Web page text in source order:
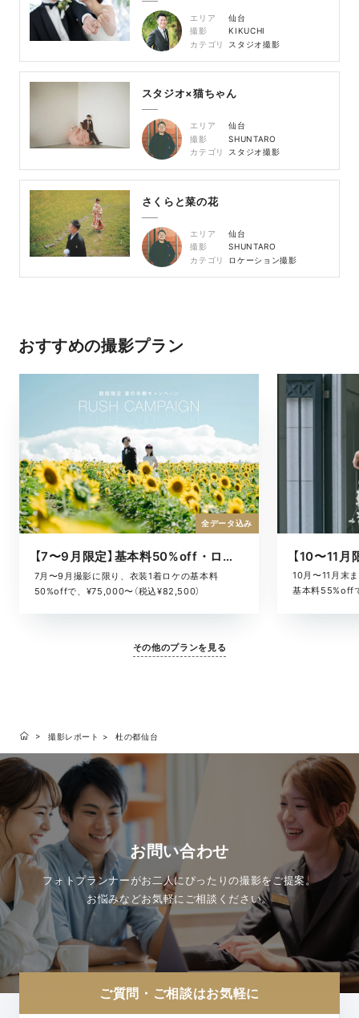
エリア
仙台
撮影
KIKUCHI
カテゴリ
スタジオ撮影
スタジオ×猫ちゃん
エリア
仙台
撮影
SHUNTARO
カテゴリ
スタジオ撮影
さくらと菜の花
エリア
仙台
撮影
SHUNTARO
カテゴリ
ロケーション撮影
おすすめの撮影プラン
【7〜9月限定】基本料50%off・ロケキャンペーン
7月〜9月撮影に限り、衣装1着ロケの基本料
50%offで、¥75,000〜（税込¥82,500）
全データ込み
10月〜11月末
基本料55%off
その他のプランを見る
撮影レポート 杜の都仙台
お問い合わせ
フォトプランナーがお二人にぴったりの撮影をご提案。
お悩みなどお気軽にご相談ください。
ご質問・ご相談はお気軽に